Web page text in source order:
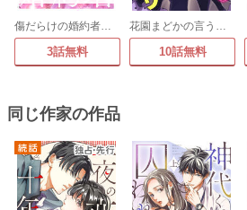
傷だらけの婚約者～運命は狂い咲き、愛のままにこの身を捧ぐ～
3話無料
花園まどかの言うとおり
10話無料
同じ作家の作品